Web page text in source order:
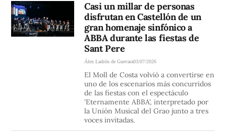
Casi un millar de personas
disfrutan en Castellón de un
gran homenaje sinfónico a
ABBA durante las fiestas de
Sant Pere
Álex Ladrón de Guevara03/07/2026
El Moll de Costa volvió a convertirse en
uno de los escenarios más concurridos
de las fiestas con el espectáculo
'Eternamente ABBA', interpretado por
la Unión Musical del Grao junto a tres
voces invitadas.